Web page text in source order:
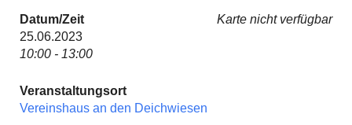
Karte nicht verfügbar
Datum/Zeit
25.06.2023
10:00 - 13:00
Veranstaltungsort
Vereinshaus an den Deichwiesen